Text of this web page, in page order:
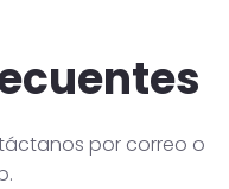
por correo o